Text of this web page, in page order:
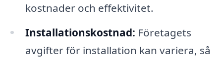
kostnader och effektivitet.
Installationskostnad: Företagets
avgifter för installation kan variera, så